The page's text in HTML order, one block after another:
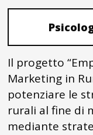
Il progetto
Marketing in
potenziare le
rurali al fine di
mediante